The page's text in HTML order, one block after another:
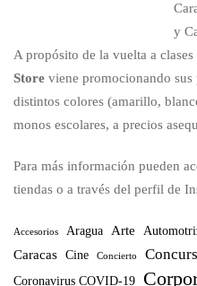
y
A propósito de la vuelta a
Store viene promocionando sus
distintos colores (amarillo,
monos escolares, a precios
Para más información pueden
tiendas o a través del perfil de
Accesorios Aragua Arte
Caracas Cine Concierto
Coronavirus COVID-19